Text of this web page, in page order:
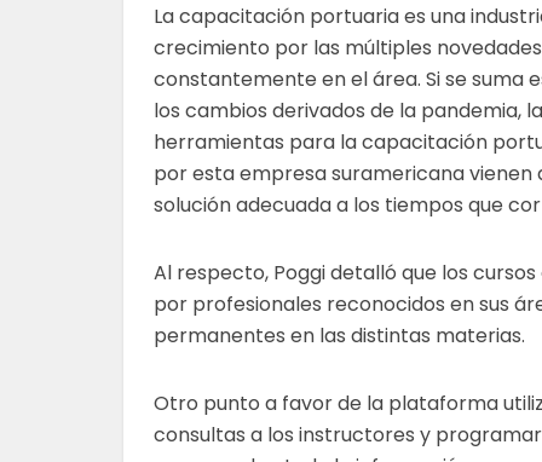
La capacitación portuaria es una
crecimiento por las múltiples
constantemente en el área. Si se suma
los cambios derivados de la pandemia,
herramientas para la capacitación
por esta empresa suramericana vienen
solución adecuada a los tiempos que
Al respecto, Poggi detalló que los
por profesionales reconocidos en sus
permanentes en las distintas materias.
Otro punto a favor de la plataforma
consultas a los instructores y